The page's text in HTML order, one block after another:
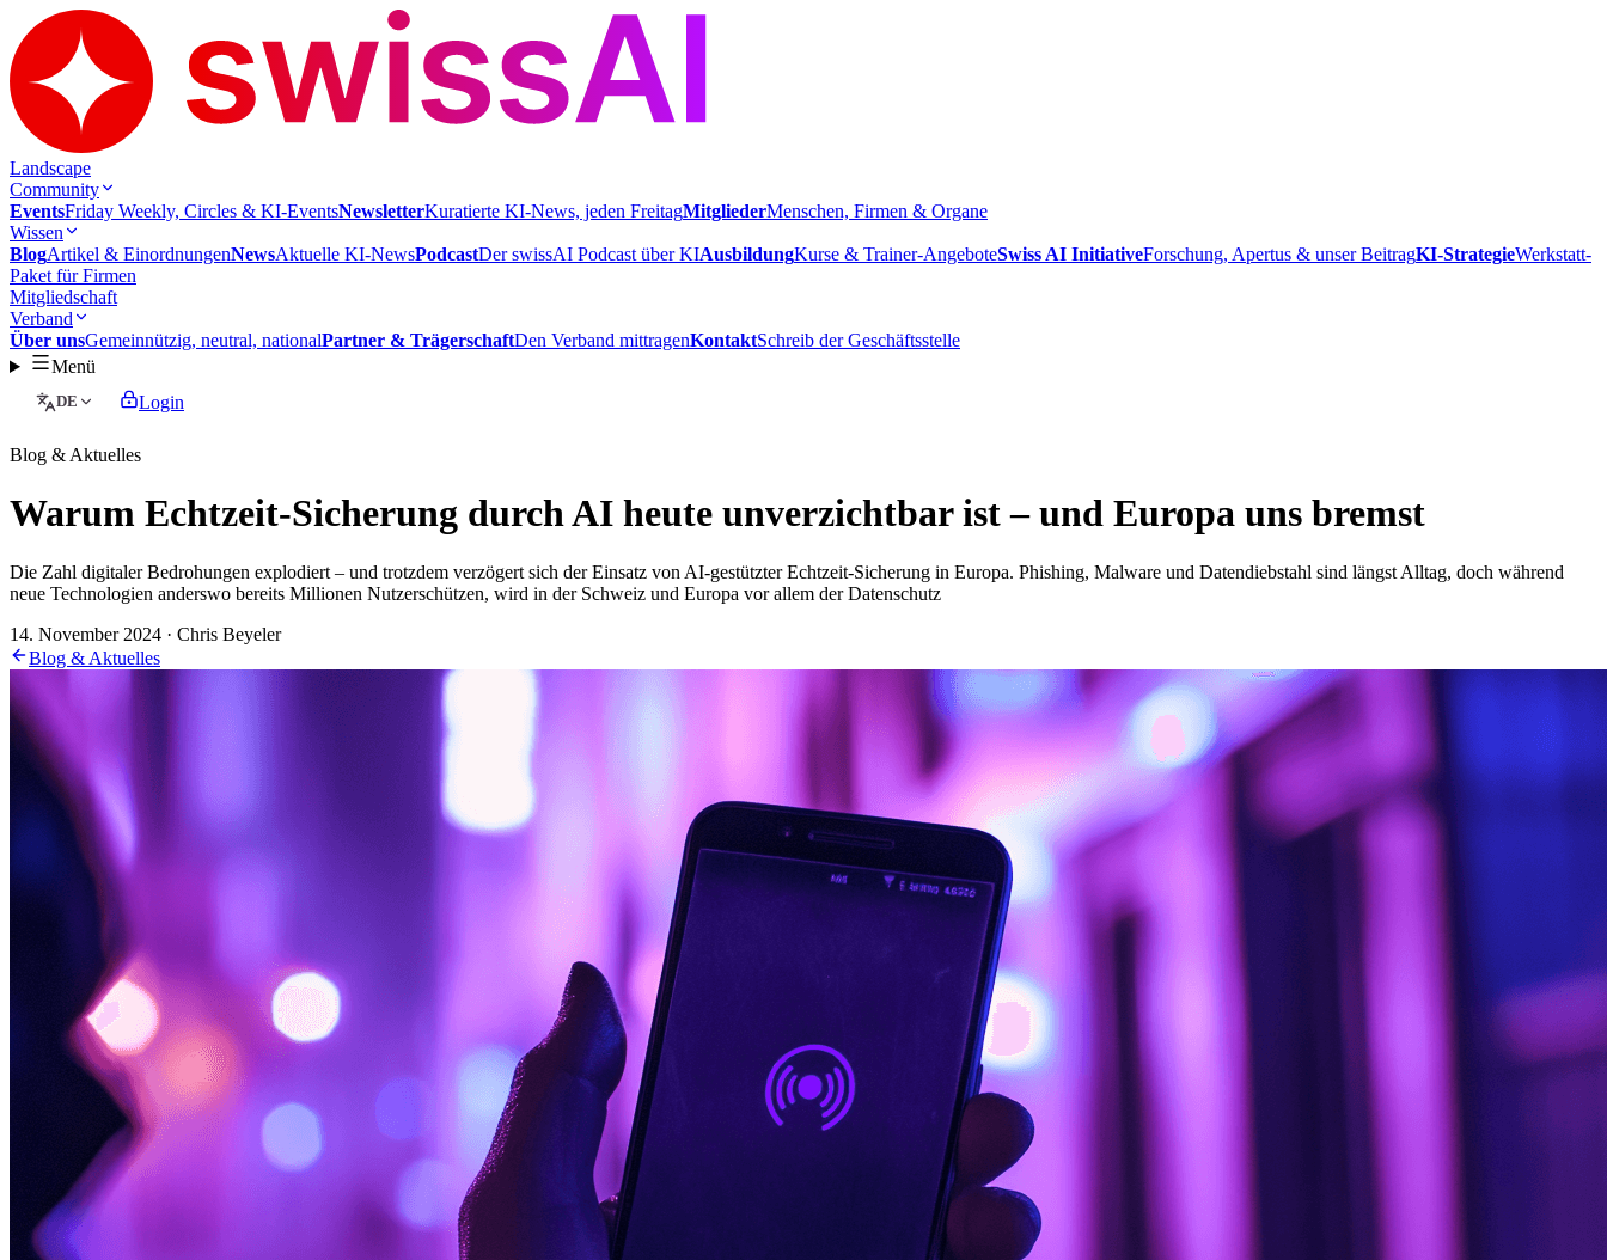
Landscape
Community
EventsFriday Weekly, Circles & KI-EventsNewsletterKuratierte KI-News, jeden FreitagMitgliederMenschen, Firmen & Organe
Wissen
BlogArtikel & EinordnungenNewsAktuelle KI-NewsPodcastDer swissAI Podcast über KIAusbildungKurse & Trainer-AngeboteSwiss AI InitiativeForschung, Apertus & unser BeitragKI-StrategieWerkstatt-
Paket für Firmen
Mitgliedschaft
Verband
Über unsGemeinnützig, neutral, nationalPartner & TrägerschaftDen Verband mittragenKontaktSchreib der Geschäftsstelle
Menü
DE Login
Blog & Aktuelles
Warum Echtzeit-Sicherung durch AI heute unverzichtbar ist – und Europa uns bremst
Die Zahl digitaler Bedrohungen explodiert – und trotzdem verzögert sich der Einsatz von AI-gestützter Echtzeit-Sicherung in Europa. Phishing, Malware und Datendiebstahl sind längst Alltag, doch während
neue Technologien anderswo bereits Millionen Nutzerschützen, wird in der Schweiz und Europa vor allem der Datenschutz
14. November 2024 · Chris Beyeler
Blog & Aktuelles